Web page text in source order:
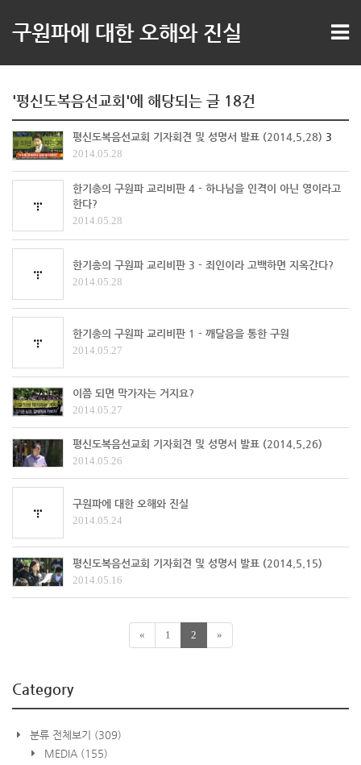
구원파에 대한 오해와 진실
'평신도복음선교회'에 해당되는 글 18건
평신도복음선교회 기자회견 및 성명서 발표 (2014.5.28) 3
2014.05.28
한기총의 구원파 교리비판 4 - 하나님을 인격이 아닌 영이라고
한다?
2014.05.28
한기총의 구원파 교리비판 3 - 죄인이라 고백하면 지옥간다?
2014.05.28
한기총의 구원파 교리비판 1 - 깨달음을 통한 구원
2014.05.27
이쯤 되면 막가자는 거지요?
2014.05.27
평신도복음선교회 기자회견 및 성명서 발표 (2014.5.26)
2014.05.26
구원파에 대한 오해와 진실
2014.05.24
평신도복음선교회 기자회견 및 성명서 발표 (2014.5.15)
2014.05.16
« 1 2 »
Category
분류 전체보기 (309)
MEDIA (155)